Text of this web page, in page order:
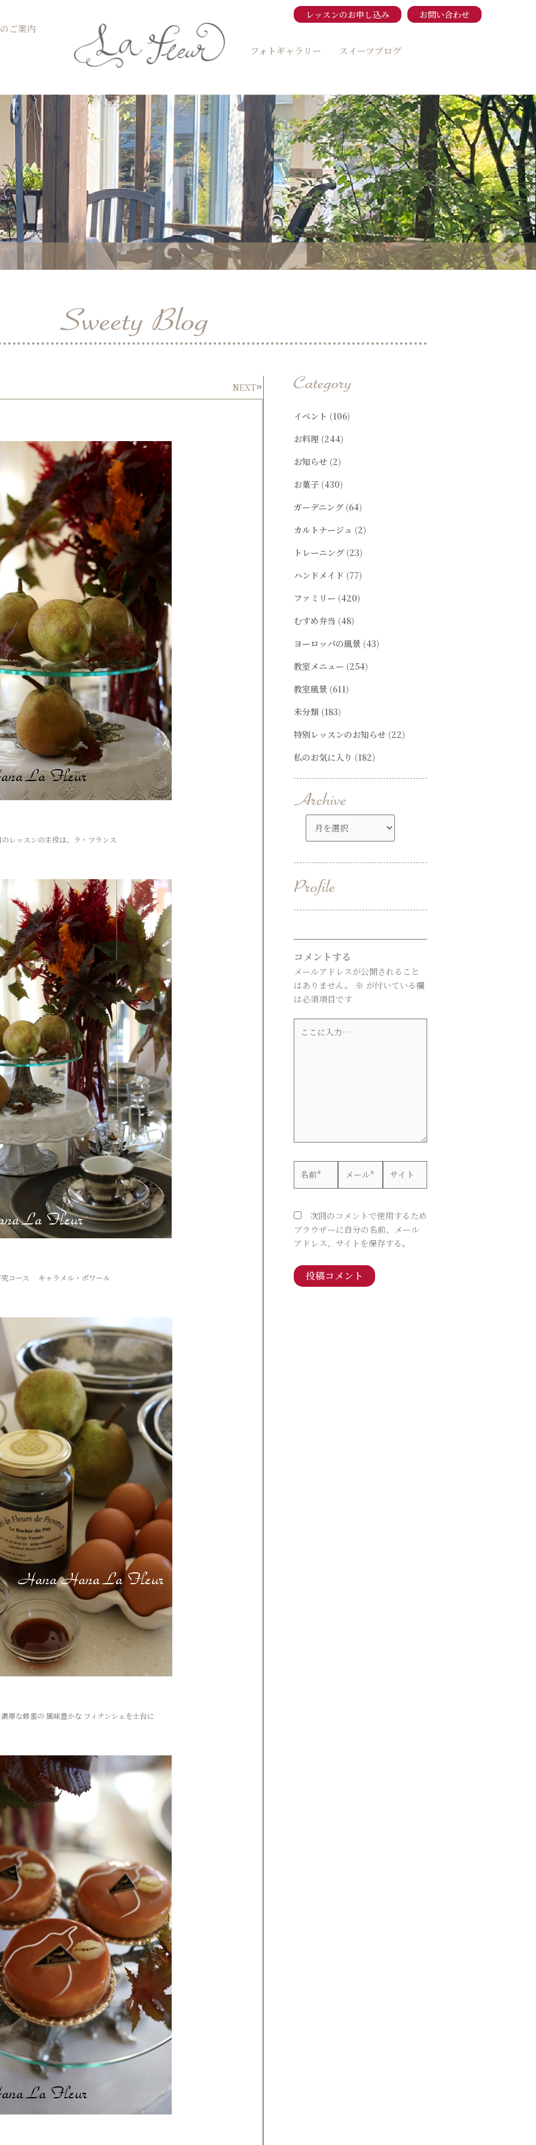
レッスンのお申し込み お問い合わせ
ご案内 Open お菓子教室のご案内
フォトギャラリー スイーツブログ
NEXTNext
レッスンの主役は、ラ・フランス
コース キャラメル・ポワール
厚な蜂蜜の 風味豊かな フィナンシェを土台に
イベント (106)
お料理 (244)
お知らせ (2)
お菓子(430)
ガーデニング(64)
カルトナージュ (2)
トレーニング(23)
ハンドメイド (77)
ファミリー (420)
むすめ弁当 (48)
ヨーロッパの風景 (43)
教室メニュー (254)
教室風景 (611)
未分類(183)
特別レッスンのお知らせ (22)
私のお気に入り (182)
カ
ブ
コメントする
メールアドレスが公開されること
はありません。
※ が付いている欄
は必須項目です
前
次回のコメントで使用するため
ブラウザーに自分の名前、メール
アドレス、サイトを保存する。